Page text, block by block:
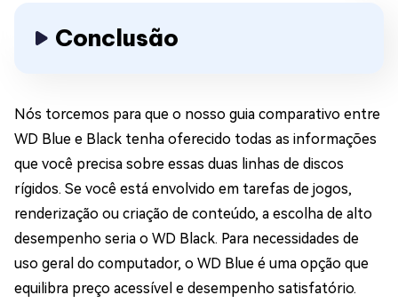
Conclusão
Nós torcemos para que o nosso guia comparativo entre
WD Blue e Black tenha oferecido todas as informações
que você precisa sobre essas duas linhas de discos
rígidos. Se você está envolvido em tarefas de jogos,
renderização ou criação de conteúdo, a escolha de alto
desempenho seria o WD Black. Para necessidades de
uso geral do computador, o WD Blue é uma opção que
equilibra preço acessível e desempenho satisfatório.